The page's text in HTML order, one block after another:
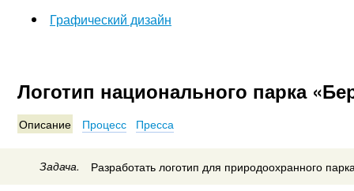
Графический дизайн
Логотип национального парка
Описание Процесс Пресса
Задача. Разработать логотип для природоохранного